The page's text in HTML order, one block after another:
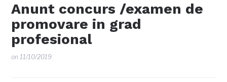
Anunt concurs /examen de
promovare in grad
profesional
on11/10/2019